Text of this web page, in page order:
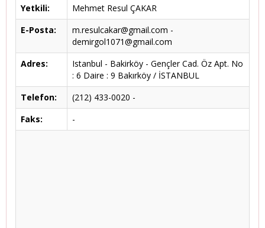
Yetkili:
Mehmet Resul ÇAKAR
E-Posta:
m.resulcakar@gmail.com -
demirgol1071@gmail.com
Adres:
Istanbul - Bakirköy - Gençler Cad. Öz Apt. No
: 6 Daire : 9 Bakırköy / İSTANBUL
Telefon:
(212) 433-0020 -
Faks:
-